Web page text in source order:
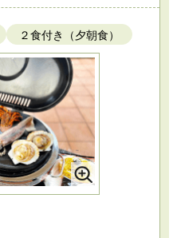
２食付き（夕朝食）